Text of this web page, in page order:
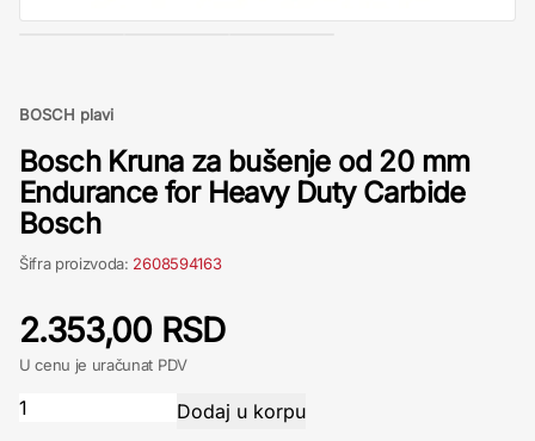
BOSCH plavi
Bosch Kruna za bušenje od 20 mm
Endurance for Heavy Duty Carbide
Bosch
Šifra proizvoda: 2608594163
2.353,00 RSD
U cenu je uračunat PDV